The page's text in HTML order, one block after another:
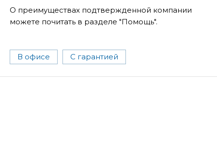
О преимуществах подтвержденной компании
можете почитать в разделе "Помощь".
В офисе С гарантией